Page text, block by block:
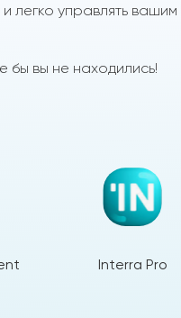
легко управлять вашим
бы вы не находились!
Interra Pro